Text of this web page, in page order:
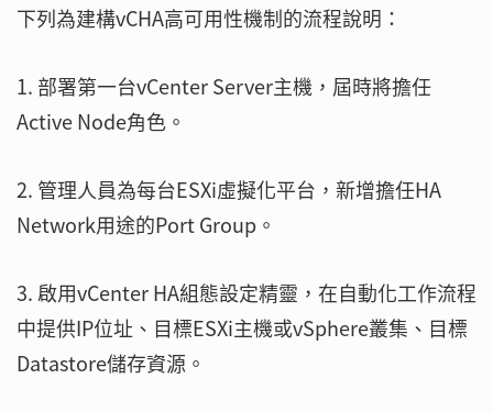
下列為建構vCHA高可用性機制的流程說明：
1. 部署第一台vCenter Server主機，屆時將擔任
Active Node角色。
2. 管理人員為每台ESXi虛擬化平台，新增擔任HA
Network用途的Port Group。
3. 啟用vCenter HA組態設定精靈，在自動化工作流程
中提供IP位址、目標ESXi主機或vSphere叢集、目標
Datastore儲存資源。